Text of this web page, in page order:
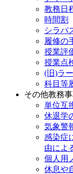
教務日
時間割
シラバ
履修の
授業評
授業点
(旧)ラ
科目等
その他教務
単位互
休退学
気象警
感染症
由によ
個人用
休息や